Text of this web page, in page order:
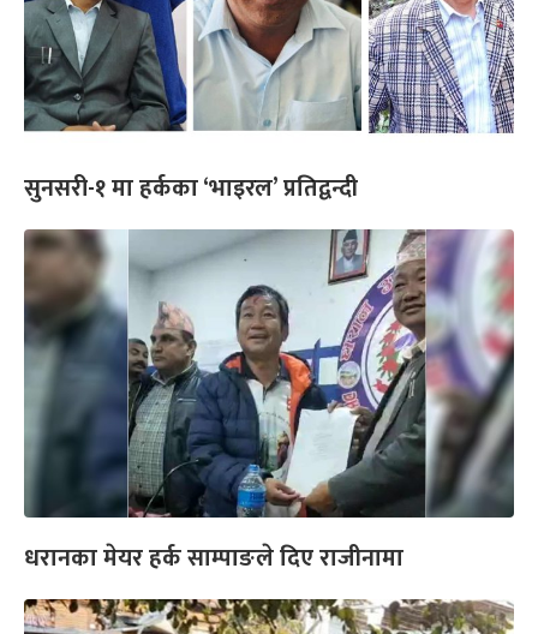
सुनसरी-१ मा हर्कका ‘भाइरल’ प्रतिद्वन्दी
धरानका मेयर हर्क साम्पाङले दिए राजीनामा